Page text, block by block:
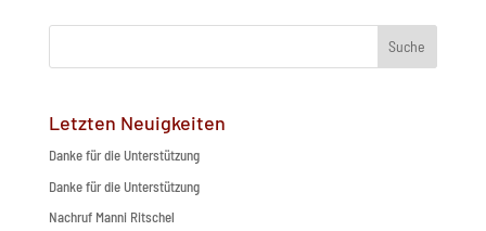
Suche
Letzten Neuigkeiten
Danke für die Unterstützung
Danke für die Unterstützung
Nachruf Manni Ritschel